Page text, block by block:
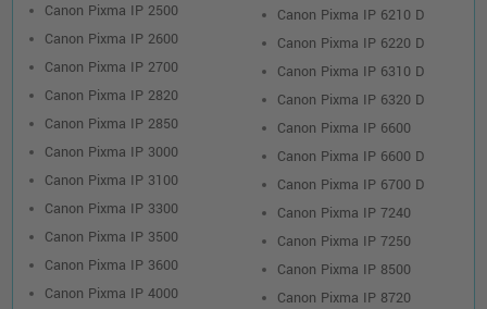
Canon Pixma IP 2500
Canon Pixma IP 2600
Canon Pixma IP 2700
Canon Pixma IP 2820
Canon Pixma IP 2850
Canon Pixma IP 3000
Canon Pixma IP 3100
Canon Pixma IP 3300
Canon Pixma IP 3500
Canon Pixma IP 3600
Canon Pixma IP 4000
Canon Pixma IP 6210 D
Canon Pixma IP 6220 D
Canon Pixma IP 6310 D
Canon Pixma IP 6320 D
Canon Pixma IP 6600
Canon Pixma IP 6600 D
Canon Pixma IP 6700 D
Canon Pixma IP 7240
Canon Pixma IP 7250
Canon Pixma IP 8500
Canon Pixma IP 8720